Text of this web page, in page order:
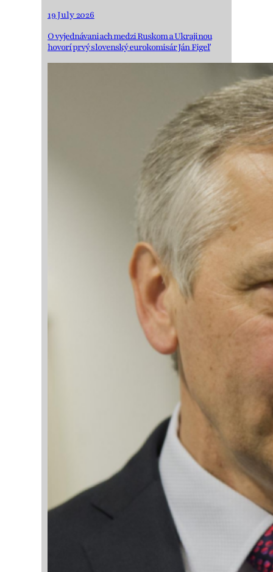
19 July 2026
O vyjednávaniach medzi Ruskom a Ukrajinou
hovorí prvý slovenský eurokomisár Ján Figeľ